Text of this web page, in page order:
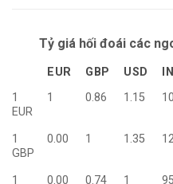
Tỷ giá hối đoái các
EUR GBP USD
1
EUR
1 0.86 1.15
1
GBP
0.00 1 1.35
1 0.00 0.74 1